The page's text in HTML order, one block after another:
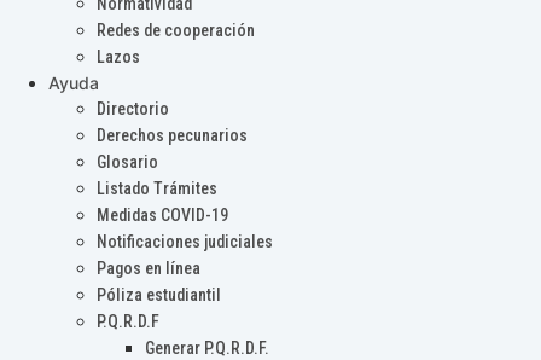
Normatividad
Redes de cooperación
Lazos
Ayuda
Directorio
Derechos pecunarios
Glosario
Listado Trámites
Medidas COVID-19
Notificaciones judiciales
Pagos en línea
Póliza estudiantil
P.Q.R.D.F
Generar P.Q.R.D.F.